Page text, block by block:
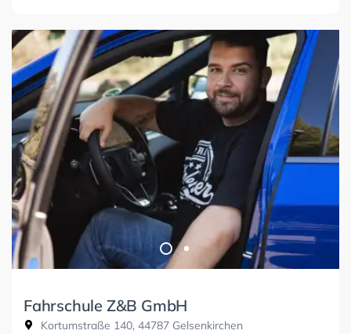
Fahrschule Z&B GmbH
Kortumstraße 140, 44787 Gelsenkirchen